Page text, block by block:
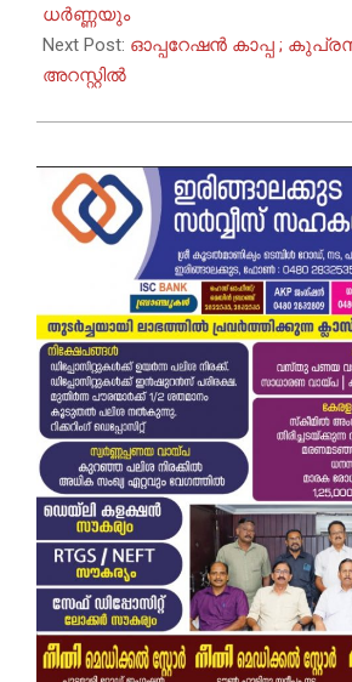
ധർണ്ണയും
Next Post: ഓപ്പറേഷൻ കാപ്പ ;
അറസ്റ്റിൽ